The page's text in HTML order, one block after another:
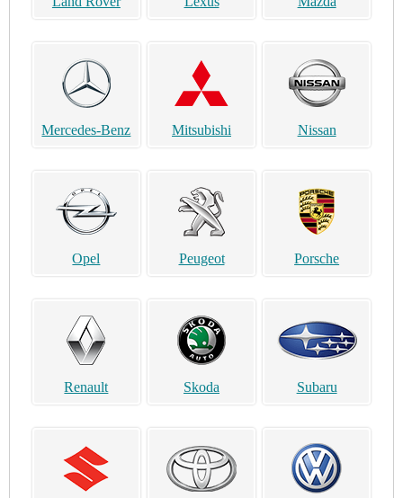
Mercedes-Benz Mitsubishi Nissan
Opel Peugeot Porsche
Renault Skoda Subaru